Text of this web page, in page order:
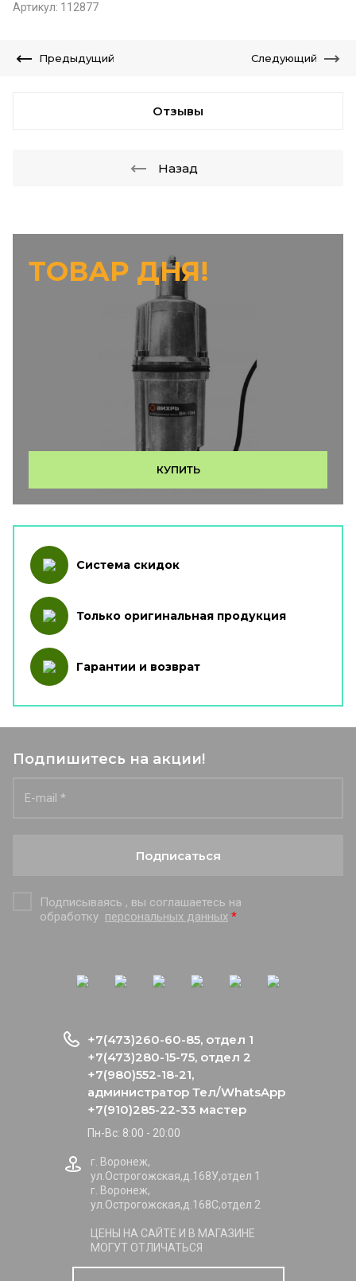
ТОВАР ДНЯ!
КУПИТЬ
Артикул: 112877
Предыдущий Следующий
Отзывы
Назад
Система скидок
Только оригинальная продукция
Гарантии и возврат
Подпишитесь на акции!
Подписываясь , вы соглашаетесь на
обработку персональных данных *
Подписаться
+7(473)260-60-85, отдел 1
+7(473)280-15-75, отдел 2
+7(980)552-18-21,
администратор Тел/WhatsApp
+7(910)285-22-33 мастер
Пн-Вс: 8:00 - 20:00
г. Воронеж,
ул.Острогожская,д.168У,отдел 1
г. Воронеж,
ул.Острогожская,д.168С,отдел 2
ЦЕНЫ НА САЙТЕ И В МАГАЗИНЕ
МОГУТ ОТЛИЧАТЬСЯ